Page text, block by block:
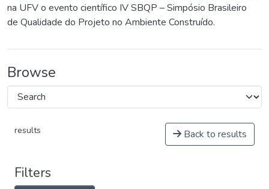
na UFV o evento científico IV SBQP – Simpósio Brasileiro
de Qualidade do Projeto no Ambiente Construído.
Browse
results Back to results
Filters